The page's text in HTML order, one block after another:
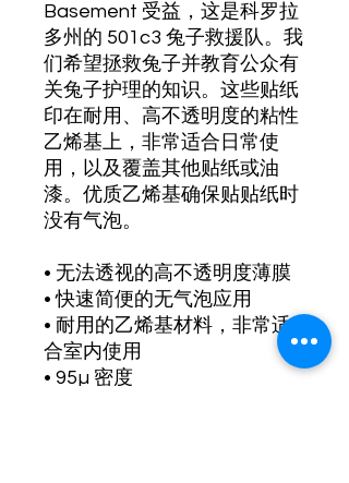
Basement 受益，这是科罗拉
多州的 501c3 兔子救援队。我
们希望拯救兔子并教育公众有
关兔子护理的知识。这些贴纸
印在耐用、高不透明度的粘性
乙烯基上，非常适合日常使
用，以及覆盖其他贴纸或油
漆。优质乙烯基确保贴贴纸时
没有气泡。
• 无法透视的高不透明度薄膜
• 快速简便的无气泡应用
• 耐用的乙烯基材料，非常适
合室内使用
• 95µ 密度